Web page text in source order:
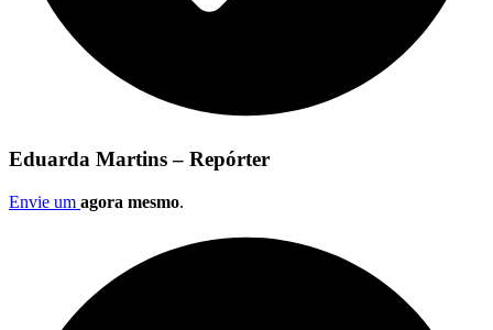
Eduarda Martins – Repórter
Envie um agora mesmo.